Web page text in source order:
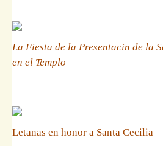
La Fiesta de la Presentacin de la
en el Templo
Letanas en honor a Santa Cecilia